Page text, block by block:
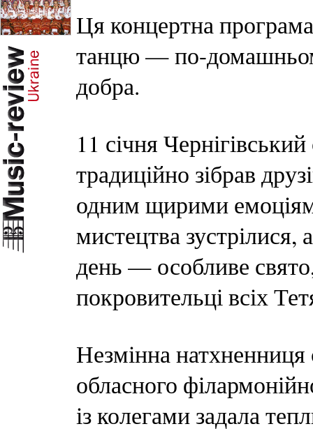
Ця концертна
танцю — по-
добра.
11 січня
традиційно зібрав
одним щирими
мистецтва зустрілися,
день — особливе
покровительці всіх
Незмінна натхненниця
обласного
із колегами задала